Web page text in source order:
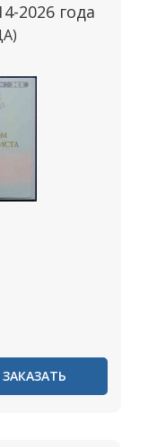
2026 года
ЗАКАЗАТЬ